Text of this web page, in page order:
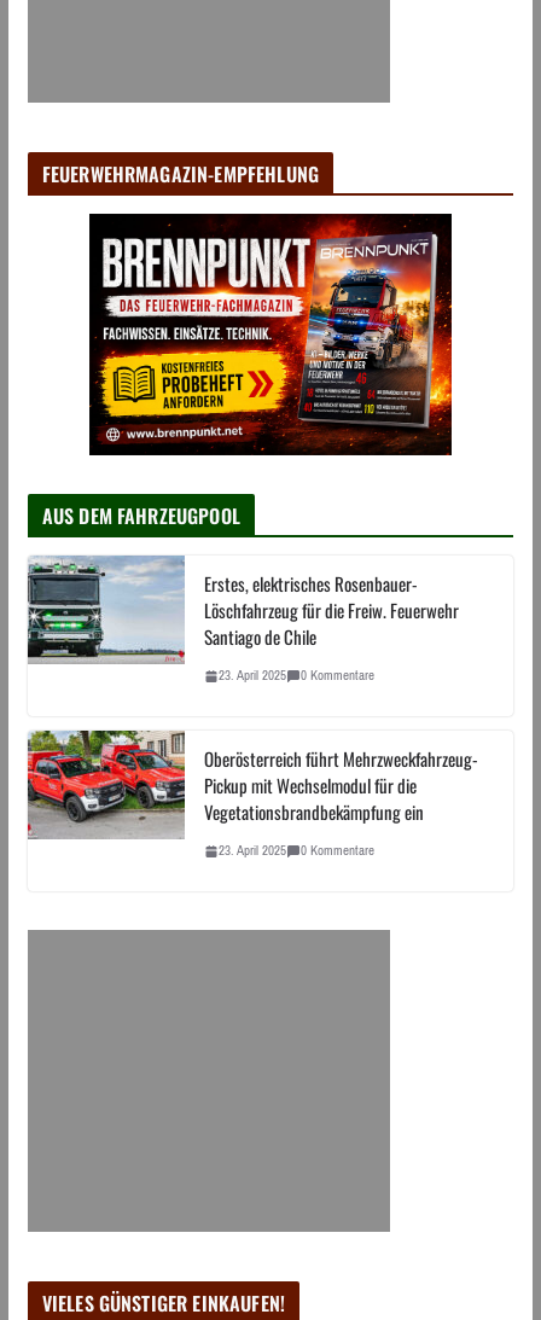
FEUERWEHRMAGAZIN-EMPFEHLUNG
AUS DEM FAHRZEUGPOOL
Erstes, elektrisches Rosenbauer-
Löschfahrzeug für die Freiw. Feuerwehr
Santiago de Chile
23. April 2025 0 Kommentare
Oberösterreich führt Mehrzweckfahrzeug-
Pickup mit Wechselmodul für die
Vegetationsbrandbekämpfung ein
23. April 2025 0 Kommentare
VIELES GÜNSTIGER EINKAUFEN!